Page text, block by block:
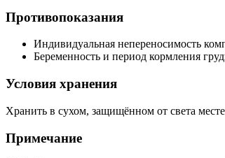
Противопоказания
Индивидуальная непереносимость
Беременность и период кормления
Условия хранения
Хранить в сухом, защищённом от света
Примечание